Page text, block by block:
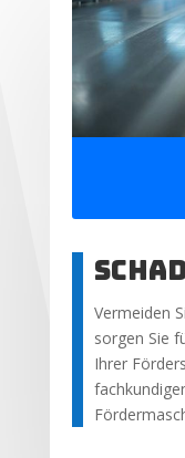
Vermeiden
sorgen Sie
Ihrer